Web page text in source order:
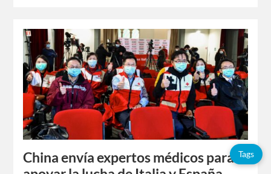
China envía expertos médicos para Tags